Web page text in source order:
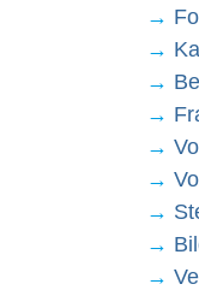
→
→
→
→
→
→
→
→
→